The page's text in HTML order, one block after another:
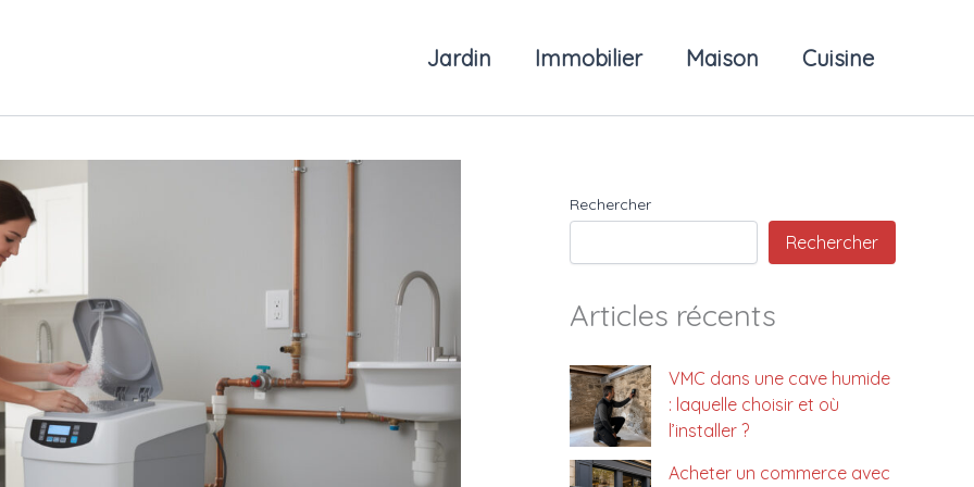
Jardin Immobilier Maison Cuisine
Rechercher
Rechercher
Articles récents
VMC dans une cave humide
: laquelle choisir et où
l’installer ?
Acheter un commerce avec